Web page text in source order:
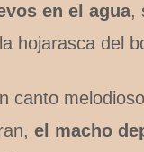
en el agua,
hojarasca del
canto
el macho